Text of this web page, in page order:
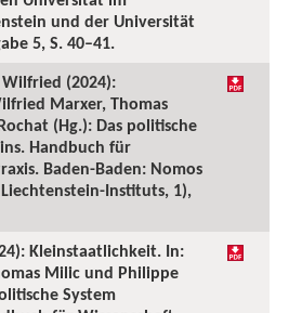
und der Universität
5, S. 40–41.
(2024):
Marxer, Thomas
(Hg.): Das politische
Handbuch für
Baden-Baden: Nomos
Instituts, 1),
Kleinstaatlichkeit. In:
Milic und Philippe
System